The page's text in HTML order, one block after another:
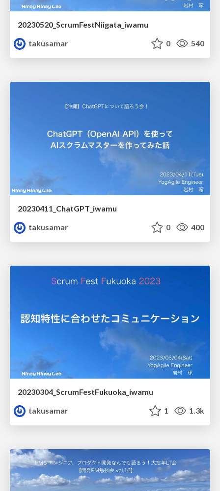
20230520_ScrumFestNiigata_iwamu
takusamar
0 540
20230411_ChatGPT_iwamu
takusamar
0 400
20230304_ScrumFestFukuoka_iwamu
takusamar
1 1.3k